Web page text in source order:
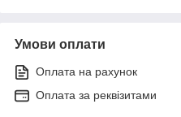
Умови оплати
Оплата на рахунок
Оплата за реквізитами